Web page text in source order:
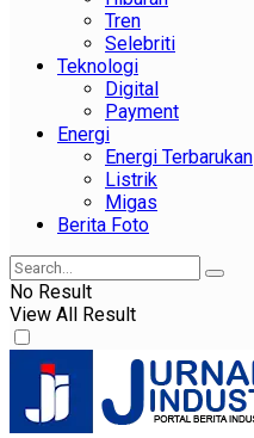
Tren
Selebriti
Teknologi
Digital
Payment
Energi
Energi Terbarukan
Listrik
Migas
Berita Foto
No Result
View All Result